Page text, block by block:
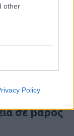
other
Policy
τον
σε βάρος